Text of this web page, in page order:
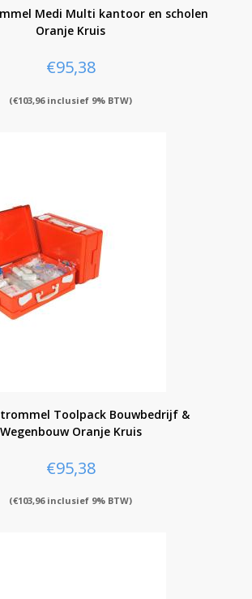
Medi Multi kantoor en scholen
Oranje Kruis
€95,38
(€103,96inclusief 9% BTW)
Toolpack Bouwbedrijf &
Wegenbouw Oranje Kruis
€95,38
(€103,96inclusief 9% BTW)